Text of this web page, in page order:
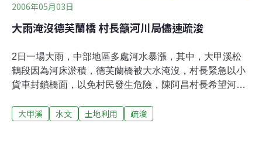
2006年05月03日
大雨淹沒德芙蘭橋 村長籲河川局儘速疏浚
2日一場大雨，中部地區多處河水暴漲，其中，大甲溪松
鶴段因為河床淤積，德芙蘭橋被大水淹沒，村長緊急以小
貨車封鎖橋面，以免村民發生危險，陳阿昌村長希望河川
河川局也回應表示，將在五月中旬發包疏浚。第三河川局
大甲溪 水文 土地利用 疏浚